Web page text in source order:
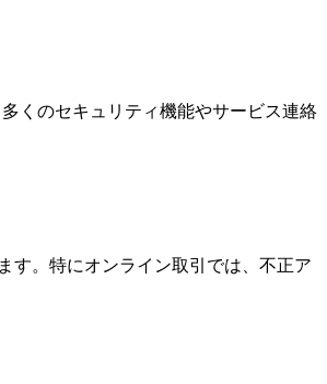
くのセキュリティ機能やサービス連絡
す。特にオンライン取引では、不正ア